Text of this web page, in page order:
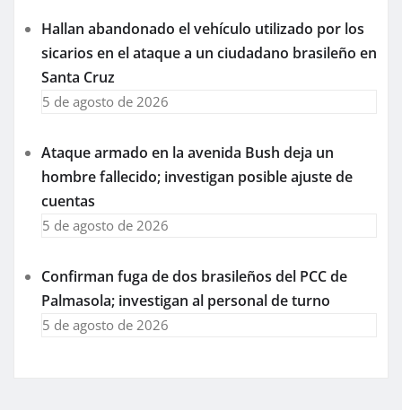
Hallan abandonado el vehículo utilizado por los
sicarios en el ataque a un ciudadano brasileño en
Santa Cruz
5 de agosto de 2026
Ataque armado en la avenida Bush deja un
hombre fallecido; investigan posible ajuste de
cuentas
5 de agosto de 2026
Confirman fuga de dos brasileños del PCC de
Palmasola; investigan al personal de turno
5 de agosto de 2026